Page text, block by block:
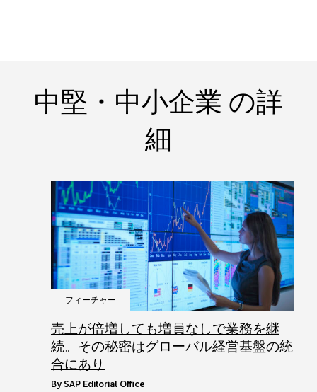
中堅・中小企業 の詳
細
フィーチャー
売上が倍増しても増員なしで業務を継
続。その秘密はグローバル経営基盤の統
合にあり
by SAP Editorial Office